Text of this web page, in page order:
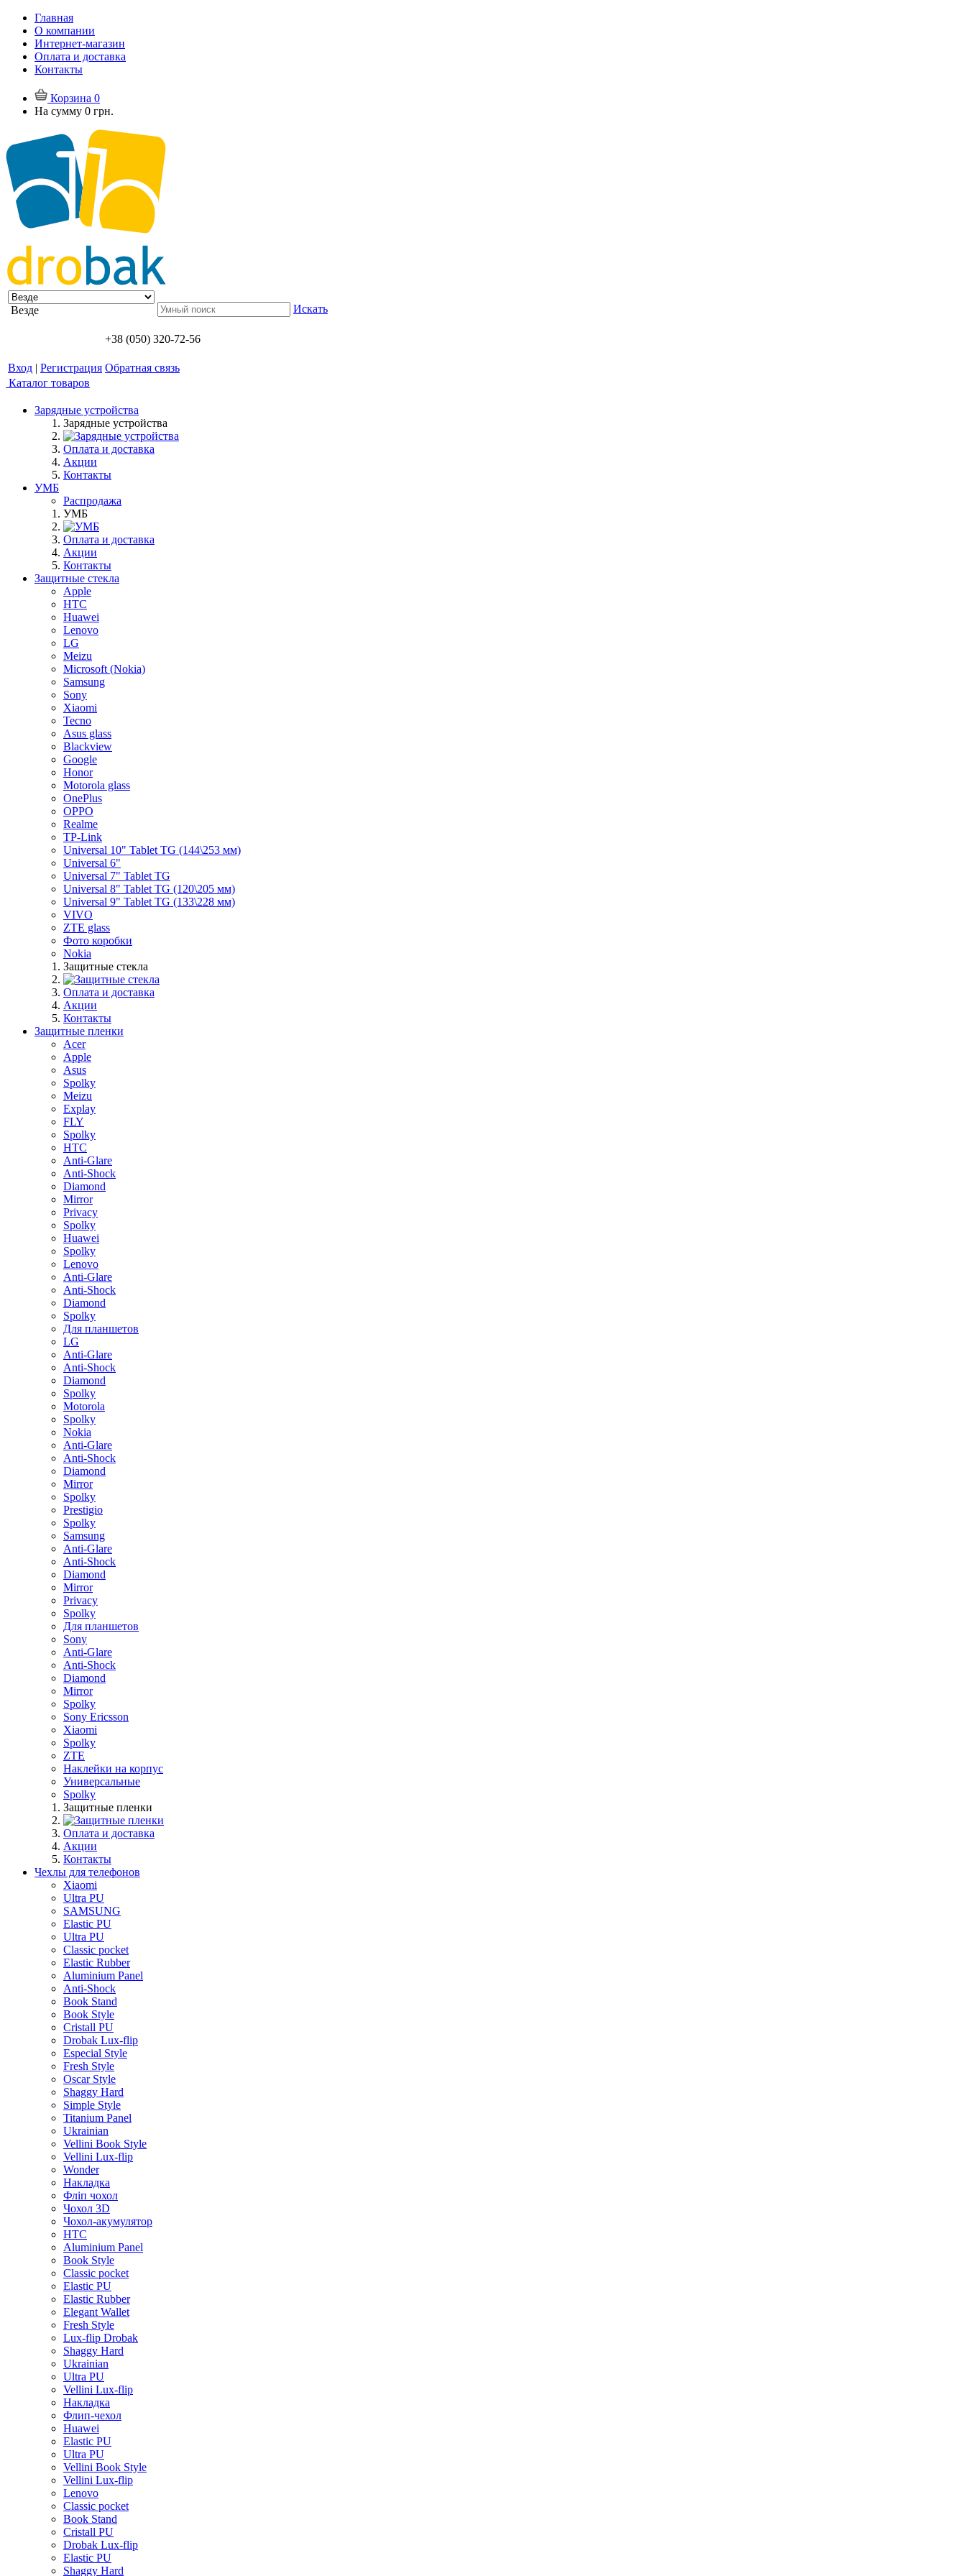
Главная
О компании
Интернет-магазин
Оплата и доставка
Контакты
Корзина 0
На сумму 0 грн.
Везде Искать
+38 (050) 320-72-56
Вход | Регистрация Обратная связь
Каталог товаров
Зарядные устройства
Зарядные устройства
Оплата и доставка
Акции
Контакты
УМБ
Распродажа
УМБ
Оплата и доставка
Акции
Контакты
Защитные стекла
Apple
HTC
Huawei
Lenovo
LG
Meizu
Microsoft (Nokia)
Samsung
Sony
Xiaomi
Tecno
Asus glass
Blackview
Google
Honor
Motorola glass
OnePlus
OPPO
Realme
TP-Link
Universal 10" Tablet TG (144\253 мм)
Universal 6"
Universal 7" Tablet TG
Universal 8" Tablet TG (120\205 мм)
Universal 9" Tablet TG (133\228 мм)
VIVO
ZTE glass
Фото коробки
Nokia
Защитные стекла
Оплата и доставка
Акции
Контакты
Защитные пленки
Acer
Apple
Asus
Spolky
Meizu
Explay
FLY
Spolky
HTC
Anti-Glare
Anti-Shock
Diamond
Mirror
Privacy
Spolky
Huawei
Spolky
Lenovo
Anti-Glare
Anti-Shock
Diamond
Spolky
Для планшетов
LG
Anti-Glare
Anti-Shock
Diamond
Spolky
Motorola
Spolky
Nokia
Anti-Glare
Anti-Shock
Diamond
Mirror
Spolky
Prestigio
Spolky
Samsung
Anti-Glare
Anti-Shock
Diamond
Mirror
Privacy
Spolky
Для планшетов
Sony
Anti-Glare
Anti-Shock
Diamond
Mirror
Spolky
Sony Ericsson
Xiaomi
Spolky
ZTE
Наклейки на корпус
Универсальные
Spolky
Защитные пленки
Оплата и доставка
Акции
Контакты
Чехлы для телефонов
Xiaomi
Ultra PU
SAMSUNG
Elastic PU
Ultra PU
Classic pocket
Elastic Rubber
Aluminium Panel
Anti-Shock
Book Stand
Book Style
Cristall PU
Drobak Lux-flip
Especial Style
Fresh Style
Oscar Style
Shaggy Hard
Simple Style
Titanium Panel
Ukrainian
Vellini Book Style
Vellini Lux-flip
Wonder
Накладка
Фліп чохол
Чохол 3D
Чохол-акумулятор
HTC
Aluminium Panel
Book Style
Classic pocket
Elastic PU
Elastic Rubber
Elegant Wallet
Fresh Style
Lux-flip Drobak
Shaggy Hard
Ukrainian
Ultra PU
Vellini Lux-flip
Накладка
Флип-чехол
Huawei
Elastic PU
Ultra PU
Vellini Book Style
Vellini Lux-flip
Lenovo
Classic pocket
Book Stand
Cristall PU
Drobak Lux-flip
Elastic PU
Shaggy Hard